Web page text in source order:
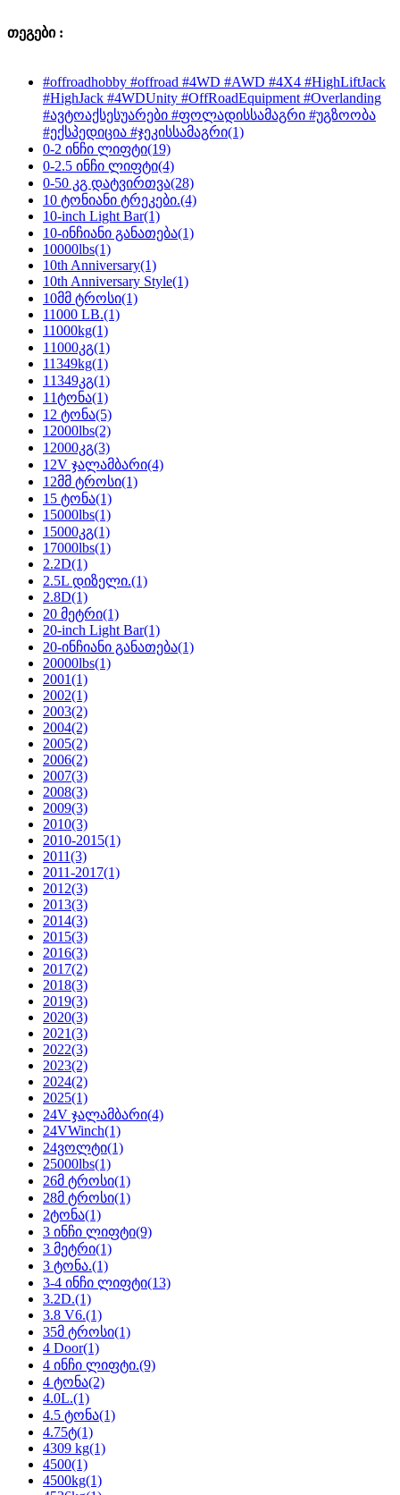
თეგები :
#offroadhobby #offroad #4WD #AWD #4X4 #HighLiftJack
#HighJack #4WDUnity #OffRoadEquipment #Overlanding
#ავტოაქსესუარები #ფოლადისსამაგრი #უგზოობა
#ექსპედიცია #ჯეკისსამაგრი(1)
0-2 ინჩი ლიფტი(19)
0-2.5 ინჩი ლიფტი(4)
0-50 კგ დატვირთვა(28)
10 ტონიანი ტრეკები.(4)
10-inch Light Bar(1)
10-ინჩიანი განათება(1)
10000lbs(1)
10th Anniversary(1)
10th Anniversary Style(1)
10მმ ტროსი(1)
11000 LB.(1)
11000kg(1)
11000კგ(1)
11349kg(1)
11349კგ(1)
11ტონა(1)
12 ტონა(5)
12000lbs(2)
12000კგ(3)
12V ჯალამბარი(4)
12მმ ტროსი(1)
15 ტონა(1)
15000lbs(1)
15000კგ(1)
17000lbs(1)
2.2D(1)
2.5L დიზელი.(1)
2.8D(1)
20 მეტრი(1)
20-inch Light Bar(1)
20-ინჩიანი განათება(1)
20000lbs(1)
2001(1)
2002(1)
2003(2)
2004(2)
2005(2)
2006(2)
2007(3)
2008(3)
2009(3)
2010(3)
2010-2015(1)
2011(3)
2011-2017(1)
2012(3)
2013(3)
2014(3)
2015(3)
2016(3)
2017(2)
2018(3)
2019(3)
2020(3)
2021(3)
2022(3)
2023(2)
2024(2)
2025(1)
24V ჯალამბარი(4)
24VWinch(1)
24ვოლტი(1)
25000lbs(1)
26მ ტროსი(1)
28მ ტროსი(1)
2ტონა(1)
3 ინჩი ლიფტი(9)
3 მეტრი(1)
3 ტონა.(1)
3-4 ინჩი ლიფტი(13)
3.2D.(1)
3.8 V6.(1)
35მ ტროსი(1)
4 Door(1)
4 ინჩი ლიფტი.(9)
4 ტონა(2)
4.0L.(1)
4.5 ტონა(1)
4.75ტ(1)
4309 kg(1)
4500(1)
4500kg(1)